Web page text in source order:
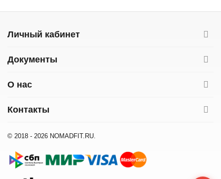
Личный кабинет
Документы
О нас
Контакты
© 2018 - 2026 NOMADFIT.RU.